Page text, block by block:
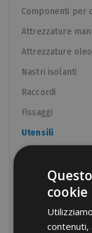
Componenti per
Attrezzature
Attrezzature
Nastri isolanti
Raccordi
Fissaggi
Utensili
Forbici e
Cacciaviti
Cercafase
cookie
contenuti,